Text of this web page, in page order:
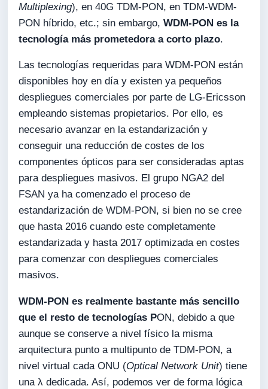
Multiplexing), en 40G TDM-PON, en TDM-WDM-
PON híbrido, etc.; sin embargo,WDM-PON es la
tecnología más prometedora a corto plazo.
Las tecnologías requeridas para WDM-PON están
disponibles hoy en día y existen ya pequeños
despliegues comerciales por parte de LG-Ericsson
empleando sistemas propietarios. Por ello, es
necesario avanzar en la estandarización y
conseguir una reducción de costes de los
componentes ópticos para ser consideradas aptas
para despliegues masivos. El grupo NGA2 del
FSAN ya ha comenzado el proceso de
estandarización de WDM-PON, si bien no se cree
que hasta 2016 cuando este completamente
estandarizada y hasta 2017 optimizada en costes
para comenzar con despliegues comerciales
masivos.
WDM-PON es realmente bastante más sencillo
que el resto de tecnologías PON, debido a que
aunque se conserve a nivel físico la misma
arquitectura punto a multipunto de TDM-PON, a
nivel virtual cada ONU (Optical Network Unit) tiene
una λ dedicada. Así, podemos ver de forma lógica